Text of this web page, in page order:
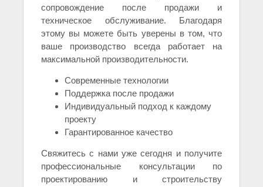
сопровождение после продажи и
техническое обслуживание. Благодаря
этому вы можете быть уверены в том, что
ваше производство всегда работает на
максимальной производительности.
Современные технологии
Поддержка после продажи
Индивидуальный подход к каждому
проекту
Гарантированное качество
Свяжитесь с нами уже сегодня и получите
профессиональные консультации по
проектированию и строительству